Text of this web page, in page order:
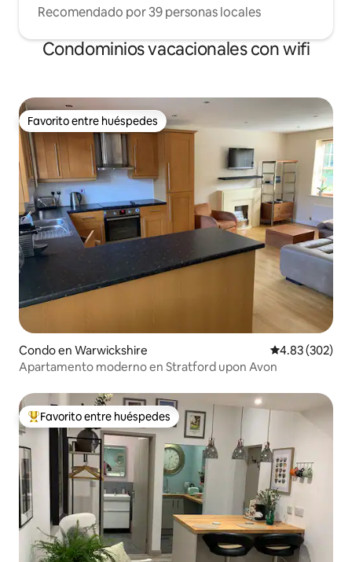
Recomendado por 39 personas locales
Condominios vacacionales con wifi
Favorito entre huéspedes
Favorito entre huéspedes
Condo en Warwickshire Calificación
4.83 (302)
Apartamento moderno en Stratford upon Avon
Favorito entre huéspedes preferido
Favorito entre huéspedes